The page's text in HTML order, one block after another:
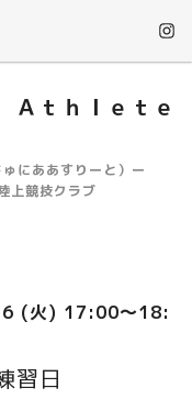
ｔｈｌｅｔｅ
にああすりーと）ー
上競技クラブ
(火) 17:00～18:
習日